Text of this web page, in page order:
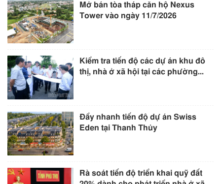
Mở bán tòa tháp căn hộ Nexus
Tower vào ngày 11/7/2026
Kiểm tra tiến độ các dự án khu đô
thị, nhà ở xã hội tại các phường...
Đẩy nhanh tiến độ dự án Swiss
Eden tại Thanh Thủy
Rà soát tiến độ triển khai quỹ đất